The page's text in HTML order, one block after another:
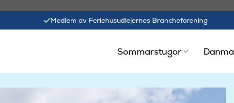
Medlem av Feriehusudlejernes Brancheforening
Sommarstugor